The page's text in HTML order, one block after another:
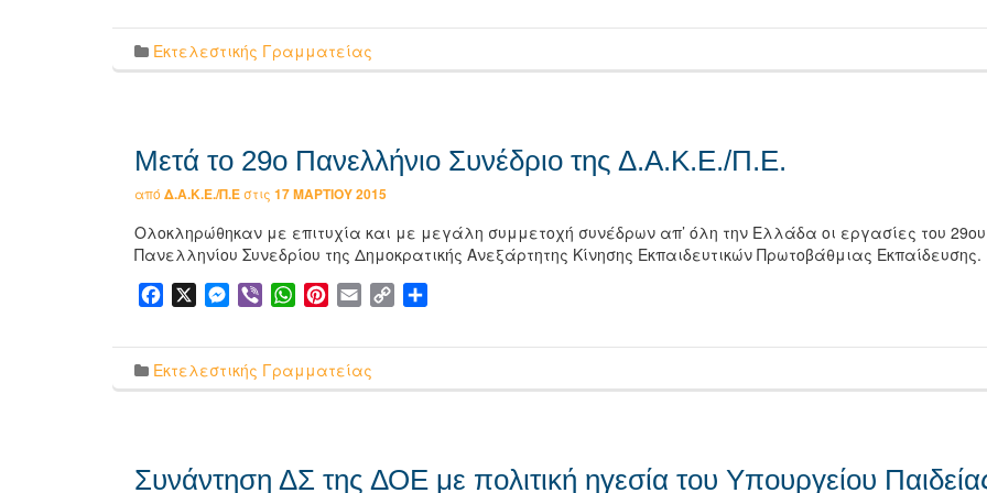
Εκτελεστικής Γραμματείας
Μετά το 29ο Πανελλήνιο Συνέδριο της Δ.Α.Κ.Ε./Π.Ε.
από Δ.Α.Κ.Ε./Π.Εστις 17 ΜΑΡΤΊΟΥ 2015
Ολοκληρώθηκαν με επιτυχία και με μεγάλη συμμετοχή συνέδρων απ’ όλη την Ελλάδα οι εργασίες του 29ου
Πανελληνίου Συνεδρίου της Δημοκρατικής Ανεξάρτητης Κίνησης Εκπαιδευτικών Πρωτοβάθμιας Εκπαίδευσης.
Facebook Messenger
Viber WhatsApp
Pinterest
Email Copy
Εκτελεστικής Γραμματείας
Συνάντηση ΔΣ της ΔΟΕ με πολιτική ηγεσία του Υπουργείου